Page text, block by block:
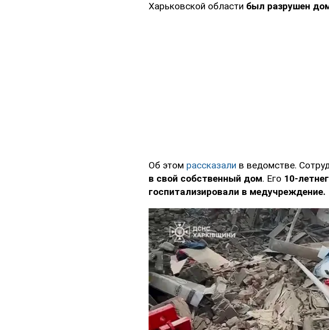
Харьковской области был разрушен
Об этом рассказали в ведомстве.
в свой собственный дом. Его 10-
госпитализировали в медучреждение.